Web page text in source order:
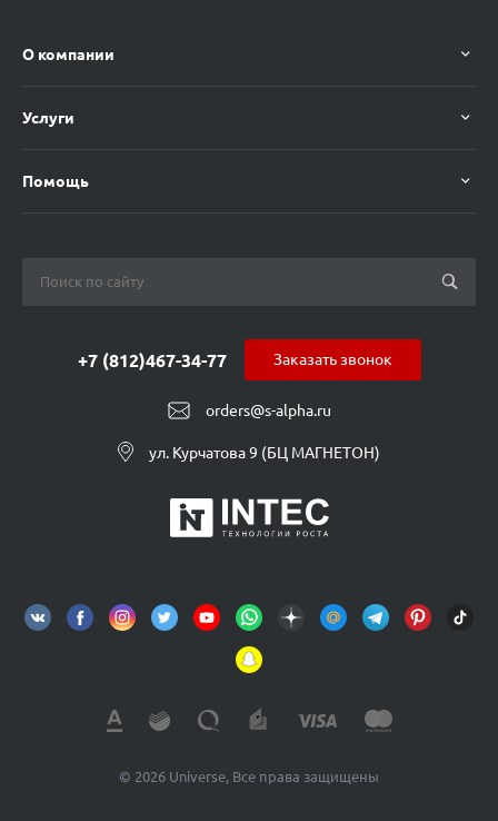
О компании
Услуги
Помощь
orders@s-alpha.ru
+7 (812)467-34-77
ул. Курчатова 9 (БЦ МАГНЕТОН)
Заказать звонок
© 2026 Universe, Все права защищены